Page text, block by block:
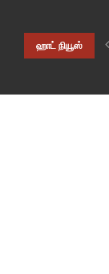
ஹாட் நியூஸ்
விஞ்ஞானிகள்!